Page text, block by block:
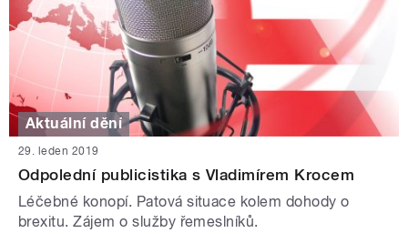
Aktuální dění
29. leden 2019
Odpolední publicistika s Vladimírem Krocem
Léčebné konopí. Patová situace kolem dohody o
brexitu. Zájem o služby řemeslníků.